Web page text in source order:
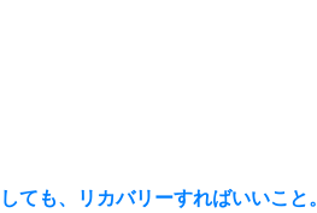
恋する人が知っておきたい30の大
ても、リカバリーすればいいこと。